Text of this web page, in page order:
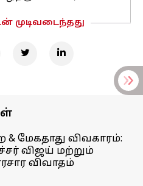
முடிவடைந்தது
மேகதாது விவகாரம்:
விஜய் மற்றும்
விவாதம்